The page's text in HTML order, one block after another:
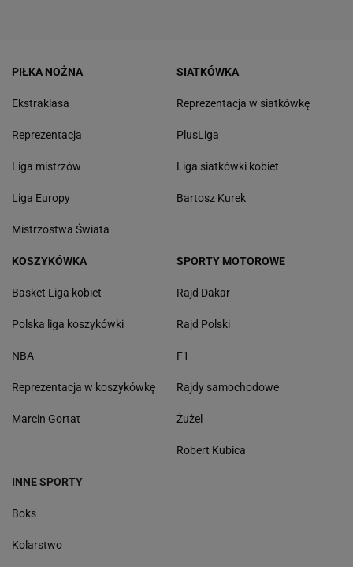
PIŁKA NOŻNA
Ekstraklasa
Reprezentacja
Liga mistrzów
Liga Europy
Mistrzostwa Świata
SIATKÓWKA
Reprezentacja w siatkówkę
PlusLiga
Liga siatkówki kobiet
Bartosz Kurek
KOSZYKÓWKA
Basket Liga kobiet
Polska liga koszykówki
NBA
Reprezentacja w koszykówkę
Marcin Gortat
SPORTY MOTOROWE
Rajd Dakar
Rajd Polski
F1
Rajdy samochodowe
Żużel
Robert Kubica
INNE SPORTY
Boks
Kolarstwo